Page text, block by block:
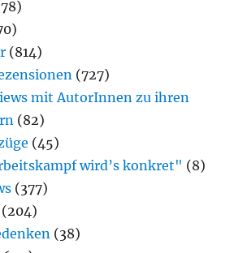
(814)
(727)
mit AutorInnen zu ihren
(82)
(45)
wird’s konkret" (8)
(377)
(204)
(38)